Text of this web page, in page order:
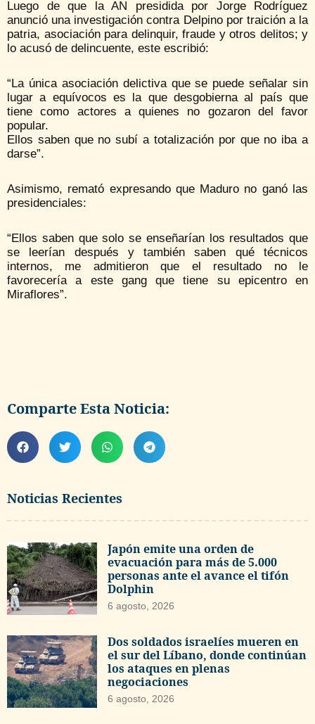
Noticias Recientes
Japón emite una orden de
evacuación para más de 5.000
personas ante el avance el tifón
Dolphin
6 agosto, 2026
Dos soldados israelíes mueren en
el sur del Líbano, donde continúan
los ataques en plenas
negociaciones
6 agosto, 2026
Luego de que la AN presidida por Jorge Rodríguez
anunció una investigación contra Delpino por traición a la
patria, asociación para delinquir, fraude y otros delitos; y
lo acusó de delincuente, este escribió:
“La única asociación delictiva que se puede señalar sin
lugar a equívocos es la que desgobierna al país que
tiene como actores a quienes no gozaron del favor
popular.
Ellos saben que no subí a totalización por que no iba a
darse”.
Asimismo, remató expresando que Maduro no ganó las
presidenciales:
“Ellos saben que solo se enseñarían los resultados que
se leerían después y también saben qué técnicos
internos, me admitieron que el resultado no le
favorecería a este gang que tiene su epicentro en
Miraflores”.
Comparte Esta Noticia: